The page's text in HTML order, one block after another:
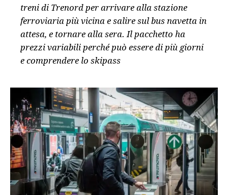
treni di Trenord per arrivare alla stazione
ferroviaria più vicina e salire sul bus navetta in
attesa, e tornare alla sera. Il pacchetto ha
prezzi variabili perché può essere di più giorni
e comprendere lo skipass